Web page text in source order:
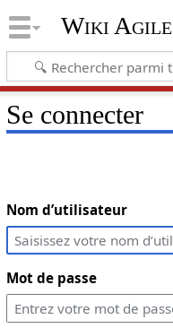
Wiki Agile
Se connecter
Nom d’utilisateur
Mot de passe